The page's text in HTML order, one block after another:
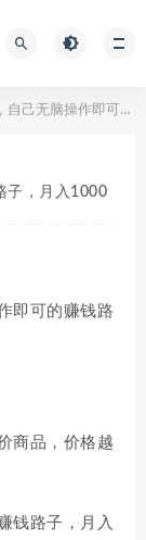
钱路子，月入10000+，建议闷声搞钱！
子，月入1000
即可的赚钱路
商品，价格越